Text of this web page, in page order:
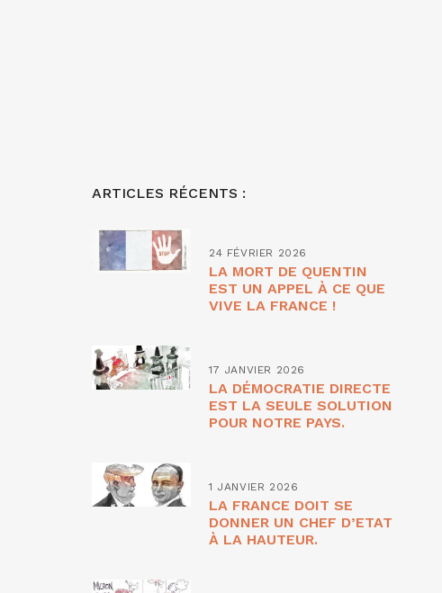
ARTICLES RÉCENTS :
24 FÉVRIER 2026
LA MORT DE QUENTIN
EST UN APPEL À CE QUE
VIVE LA FRANCE !
17 JANVIER 2026
LA DÉMOCRATIE DIRECTE
EST LA SEULE SOLUTION
POUR NOTRE PAYS.
1 JANVIER 2026
LA FRANCE DOIT SE
DONNER UN CHEF D’ETAT
À LA HAUTEUR.